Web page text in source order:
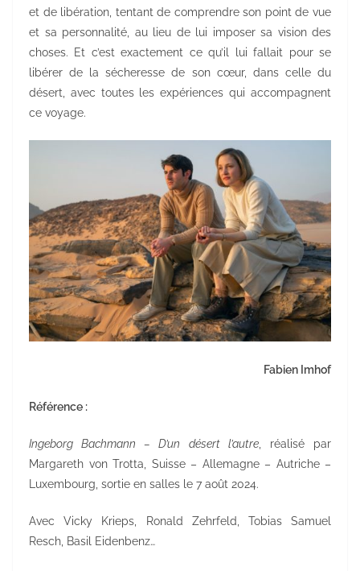
et de libération, tentant de comprendre son point de vue
et sa personnalité, au lieu de lui imposer sa vision des
choses. Et c’est exactement ce qu’il lui fallait pour se
libérer de la sécheresse de son cœur, dans celle du
désert, avec toutes les expériences qui accompagnent
ce voyage.
Fabien Imhof
Référence :
Ingeborg Bachmann – D’un désert l’autre, réalisé par
Margareth von Trotta, Suisse – Allemagne – Autriche –
Luxembourg, sortie en salles le 7 août 2024.
Avec Vicky Krieps, Ronald Zehrfeld, Tobias Samuel
Resch, Basil Eidenbenz…